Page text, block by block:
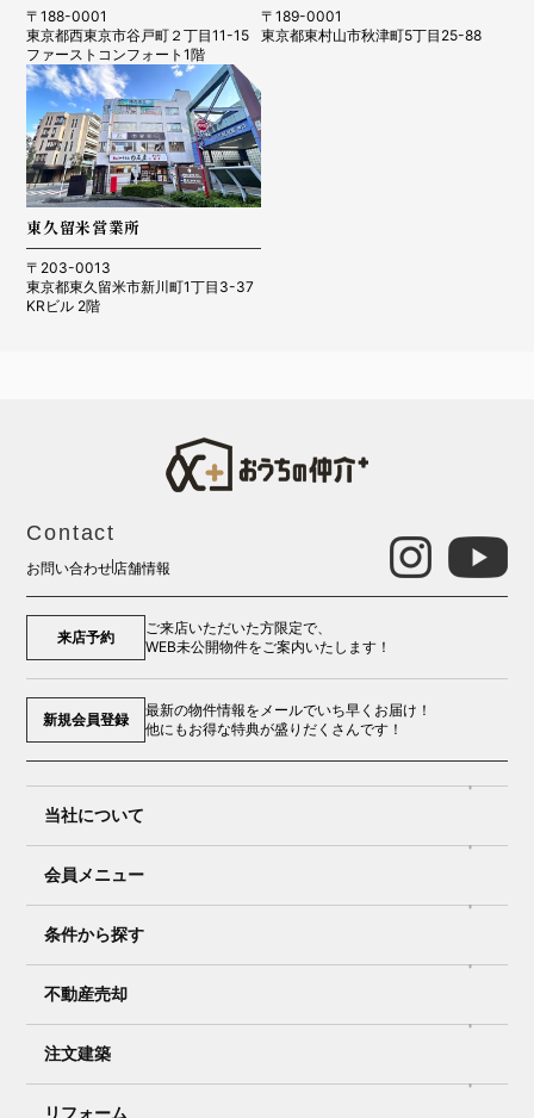
〒188-0001
東京都西東京市谷戸町２丁目11-15
ファーストコンフォート1階
〒189-0001
東京都東村山市秋津町5丁目25-88
東久留米営業所
〒203-0013
東京都東久留米市新川町1丁目3-37
KRビル 2階
Contact
お問い合わせ店舗情報
来店予約
ご来店いただいた方限定で、
WEB未公開物件をご案内いたします！
新規会員登録
最新の物件情報をメールでいち早くお届け！
他にもお得な特典が盛りだくさんです！
当社について
会員メニュー
条件から探す
不動産売却
注文建築
リフォーム